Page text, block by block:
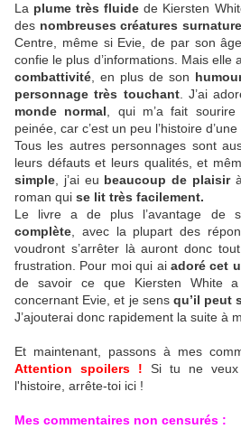
La plume très fluide de Kiersten
des nombreuses créatures
Centre, même si Evie, de par son
confie le plus d’informations. Mais elle
combattivité , en plus de son
personnage très touchant. J’ai
monde normal , qui m’a fait
peinée, car c’est un peu l’histoire d’une
Tous les autres personnages sont
leurs défauts et leurs qualités, et
simple , j’ai eu beaucoup de plaisirà
roman qui se lit très facilement.
Le livre a de plus l’avantage de
complète , avec la plupart des
voudront s’arrêter là auront donc
frustration. Pour moi qui ai adoré cet
de savoir ce que Kiersten White
concernant Evie, et je sens qu’il peut
J’ajouterai donc rapidement la suite à
Et maintenant, passons à mes
Attention spoilers ! Si tu ne
l'histoire, arrête-toi ici !
Mes commentaires non censurés :